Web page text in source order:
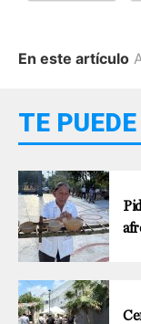
En este artículo
TE